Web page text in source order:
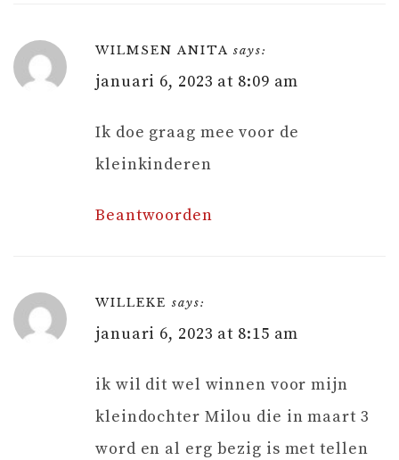
WILMSEN ANITA says:
januari 6, 2023 at 8:09 am
Ik doe graag mee voor de
kleinkinderen
Beantwoorden
WILLEKE says:
januari 6, 2023 at 8:15 am
ik wil dit wel winnen voor mijn
kleindochter Milou die in maart 3
word en al erg bezig is met tellen